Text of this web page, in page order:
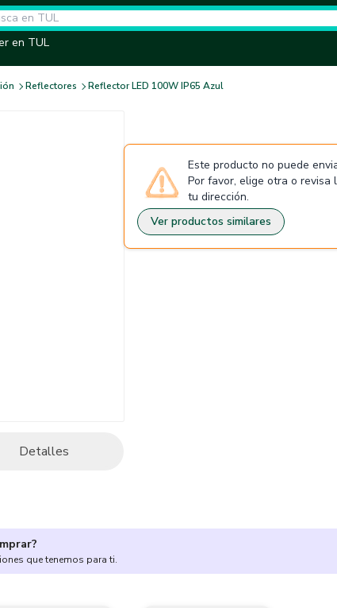
en TUL
Reflectores Reflector LED 100W IP65 Azul
Detalles
Este producto no puede
Por favor, elige otra o revisa
tu dirección.
Ver productos similares
que tenemos para ti.